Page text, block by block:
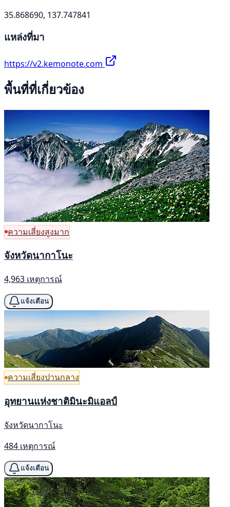
35.868690, 137.747841
แหล่งที่มา
https://v2.kemonote.com
พื้นที่ที่เกี่ยวข้อง
ความเสี่ยงสูงมาก
จังหวัดนากาโนะ
4,963 เหตุการณ์
แจ้งเตือน
ความเสี่ยงปานกลาง
อุทยานแห่งชาติมินะมิแอลป์
จังหวัดนากาโนะ
484 เหตุการณ์
แจ้งเตือน